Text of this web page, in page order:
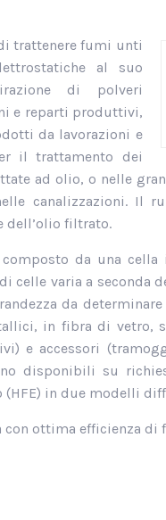
trattenere fumi unti
al suo
di polveri
e reparti produttivi,
da lavorazioni e
il trattamento dei
ad olio, o nelle
canalizzazioni. Il
dell’olio filtrato.
da una cella
celle varia a seconda
da
in fibra di vetro,
e accessori
disponibili su
in due modelli
con ottima efficienza di